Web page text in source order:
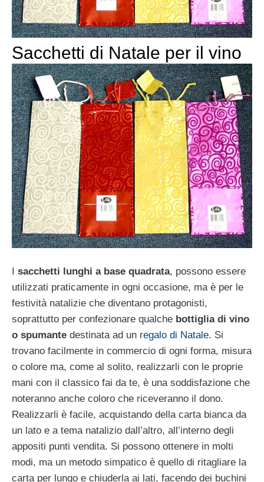
Sacchetti di Natale per il vino
I sacchetti lunghi a base quadrata, possono essere
utilizzati praticamente in ogni occasione, ma è per le
festività natalizie che diventano protagonisti,
soprattutto per confezionare qualche bottiglia di vino
o spumante destinata ad un regalo di Natale. Si
trovano facilmente in commercio di ogni forma, misura
o colore ma, come al solito, realizzarli con le proprie
mani con il classico fai da te, è una soddisfazione che
noteranno anche coloro che riceveranno il dono.
Realizzarli è facile, acquistando della carta bianca da
un lato e a tema natalizio dall’altro, all’interno degli
appositi punti vendita. Si possono ottenere in molti
modi, ma un metodo simpatico è quello di ritagliare la
carta per lungo e chiuderla ai lati, facendo dei buchini